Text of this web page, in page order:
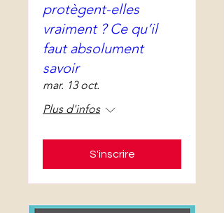
protègent-elles
vraiment ? Ce qu’il
faut absolument
savoir
mar. 13 oct.
Plus d'infos
S'inscrire